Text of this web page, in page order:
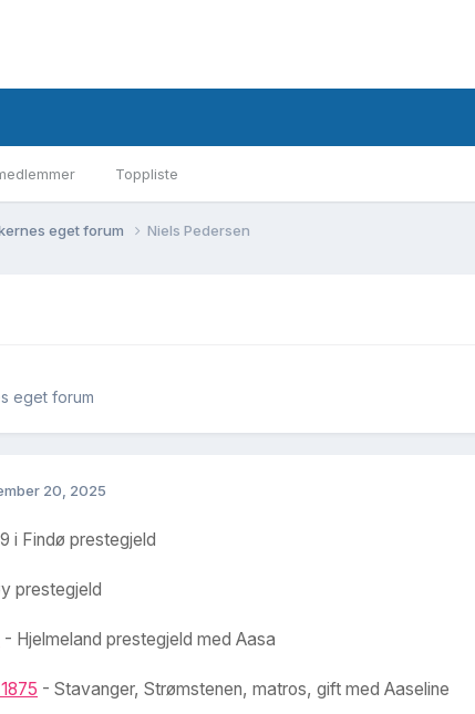
Toppliste
eget forum Niels Pedersen
eget forum
20, 2025
i Findø prestegjeld
prestegjeld
- Hjelmeland prestegjeld med Aasa
- Stavanger, Strømstenen, matros, gift med Aaseline